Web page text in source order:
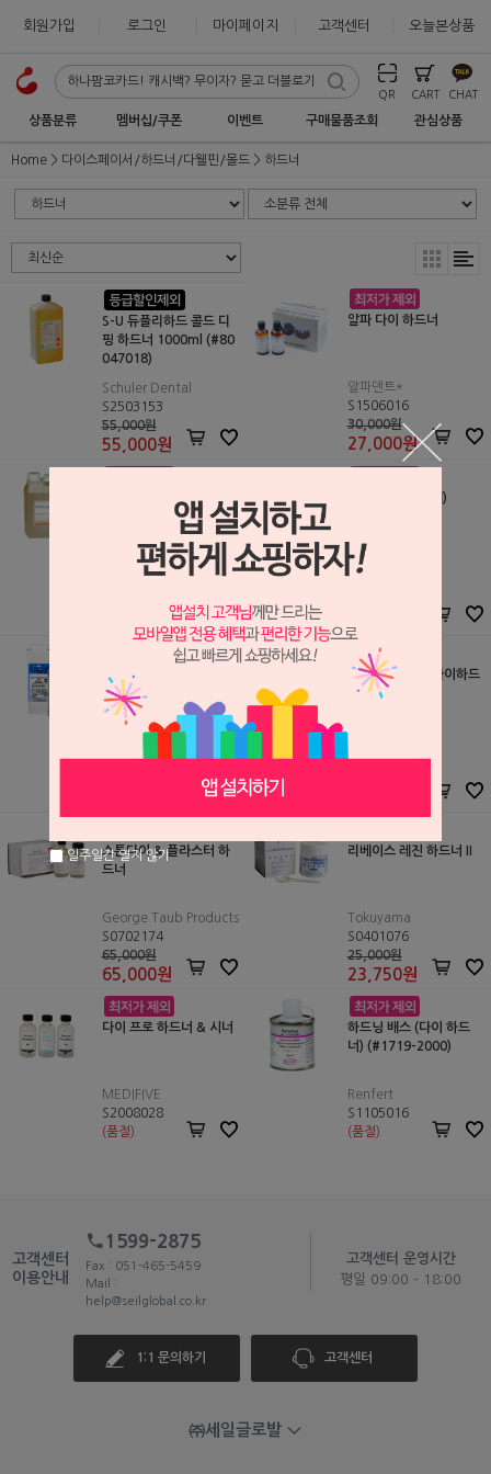
회원가입 로그인 마이페이지 고객센터 오늘본상품
QR CART CHAT
상품분류 멤버십/쿠폰 이벤트 구매물품조회 관심상품
Home 다이스페이서/하드너/다웰핀/몰드 하드너
S-U 듀플리하드 콜드 디
핑 하드너 1000ml (#80
047018)
Schuler Dental
S2503153
55,000원
55,000원
알파 다이 하드너
알파덴트*
S1506016
30,000원
27,000원
디핑 하드너 (복제모델 표
한대케미칼
다이 하드너 (한대)
한대케미칼
다이 하드너
S1004142
마기드 & 시너 (다이하드
너)
Benzer
S0706068
스톤다이 & 플라스터 하
드너
George Taub Products
S0702174
65,000원
65,000원
리베이스 레진 하드너 II
Tokuyama
S0401076
25,000원
23,750원
다이 프로 하드너 & 시너
MEDIFIVE
S2008028
(품절)
하드닝 배스 (다이 하드
너) (#1719-2000)
Renfert
S1105016
(품절)
고객센터
이용안내
1599-2875
Fax : 051-465-5459
Mail :
help@seilglobal.co.kr
고객센터 운영시간
평일 09:00 - 18:00
1:1 문의하기 고객센터
㈜세일글로발
일주일간 열지 않기